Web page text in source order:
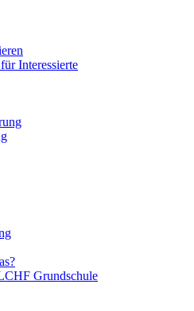
Interessierte
Grundschule